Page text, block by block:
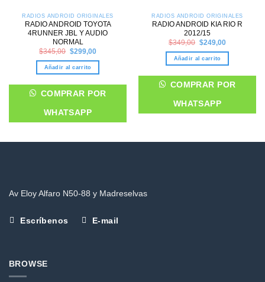
RADIOS ANDROID ORIGINALES
RADIO ANDROID TOYOTA
4RUNNER JBL Y AUDIO
NORMAL
$345,00 Original
price
was:
$345,00.
$299,00Current
is:
Añadir al carrito
COMPRAR POR
WHATSAPP
RADIOS ANDROID ORIGINALES
RADIO ANDROID KIA RIO R
2012/15
$349,00 Original
price
was:
$349,00.
$249,00Current
is:
Añadir al carrito
COMPRAR POR
WHATSAPP
Av Eloy Alfaro N50-88 y Madreselvas
Escríbenos E-mail
BROWSE